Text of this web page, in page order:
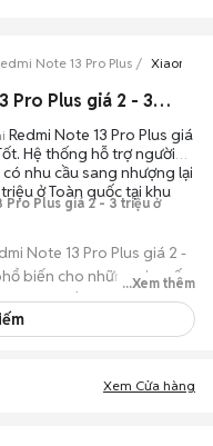
Note 13 Pro Plus Xiaomi
Điện thoại Xiaomi Redmi Note 13 Pro Plus giá 2 - 3 triệu ở Toàn quốc ngoại hình đẹp
Redmi Note 13 Pro Plus giá
Hệ thống hỗ trợ người
nhu cầu sang nhượng lại
ở Toàn quốc tại khu
Pro Plus giá 2 - 3 triệu ở
Note 13 Pro Plus giá 2 -
biến cho những ai muốn
muốn chi trả mức giá
dùng cá nhân thanh lý
...Xem thêm
Xem Cửa hàng